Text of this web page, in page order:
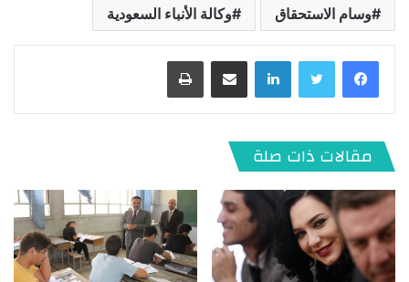
وسام الاستحقاق وكالة الأنباء السعودية
لينكدإن
مقالات ذات صلة